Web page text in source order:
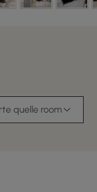
quelle room